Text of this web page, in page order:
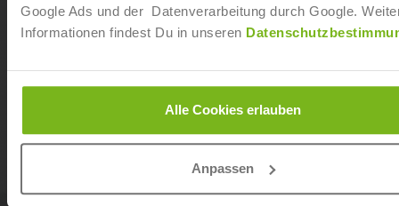
Google Ads und der Datenverarbeitung durch Google.
Informationen findest Du in unseren
Alle Cookies erlauben
Anpassen